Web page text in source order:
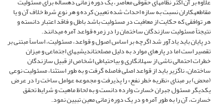
مقاطعه­کاران نسبت به سازه احداث شده تعیین کرده و هر نوع شرط خلاف آن و یا
هر توافقی که حکایت از معافیت در مسئولیت باشد باطل و فاقد اعتبار دانسته و
نتیجتاً مسئولیت سازندگان ساختمان را در زمره قواعد آمره می­دانند.
در پایان باید یادآور شد اگرچه بر اساس اصول و قواعد، مسئولیت، اساساً مبتنی بر
تقصیر است اما در پاره­ای موارد به دلیل مصلحت­اندیشی­های اجتماعی و میزان
خطرات احتمالی ناشی از سهل­انگاری و بی­احتیاطی اشخاص از قبیل سازندگان
ساختمان، ناگزیر باید از قواعد اصلی فاصله گرفت و به طور استثنا، مسئولیت نوعی
(محض) بر مبنای «نظریه خطر نفع» را پذیرفت و مجموعه عوامل ساخت را در عرض
یکدیگر مسئول جبران خسارت وارده دانست و به لحاظ ماهیت و شرایط تحقق
خسارت، آن را به طور آمره و در یک دوره زمانی معین تبیین نمود.